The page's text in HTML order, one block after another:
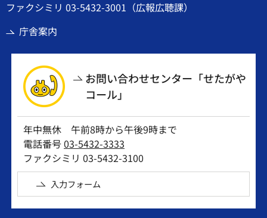
ファクシミリ 03-5432-3001（広報広聴課）
庁舎案内
お問い合わせセンター「せたがや
コール」
年中無休 午前8時から午後9時まで
電話番号03-5432-3333
ファクシミリ 03-5432-3100
入力フォーム